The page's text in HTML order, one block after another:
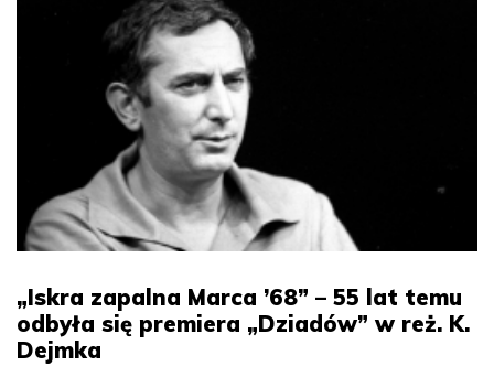
„Iskra zapalna Marca ’68” – 55 lat temu
odbyła się premiera „Dziadów” w reż. K.
Dejmka